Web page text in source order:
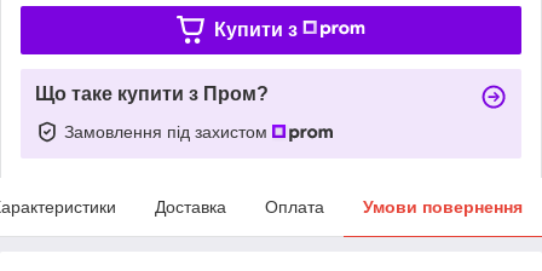
Купити з
Що таке купити з Пром?
Замовлення під захистом
Доставка Оплата Умови повернення